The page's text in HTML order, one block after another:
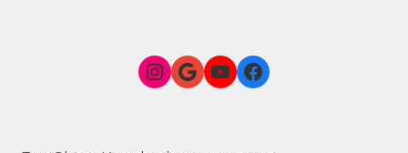
Instagram
Google Link zum FunShop WienYouTubeFacebook